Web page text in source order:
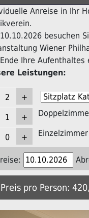
Anreise in Ihr
besuchen
Wiener
Ihre
Leistungen:
Preis pro Person: